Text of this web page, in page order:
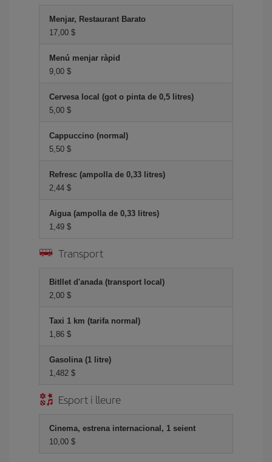
Menjar, Restaurant Barato
17,00 $
Menú menjar ràpid
9,00 $
Cervesa local (got o pinta de 0,5 litres)
5,00 $
Cappuccino (normal)
5,50 $
Refresc (ampolla de 0,33 litres)
2,44 $
Aigua (ampolla de 0,33 litres)
1,49 $
Transport
Bitllet d'anada (transport local)
2,00 $
Taxi 1 km (tarifa normal)
1,86 $
Gasolina (1 litre)
1,482 $
Esport i lleure
Cinema, estrena internacional, 1 seient
10,00 $